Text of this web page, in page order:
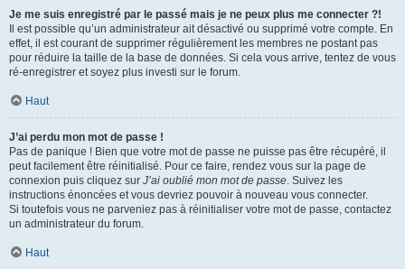
Je me suis enregistré par le passé mais je ne peux plus me connecter ?!
Il est possible qu’un administrateur ait désactivé ou supprimé votre compte. En
effet, il est courant de supprimer régulièrement les membres ne postant pas
pour réduire la taille de la base de données. Si cela vous arrive, tentez de vous
ré-enregistrer et soyez plus investi sur le forum.
Haut
J’ai perdu mon mot de passe !
Pas de panique ! Bien que votre mot de passe ne puisse pas être récupéré, il
peut facilement être réinitialisé. Pour ce faire, rendez vous sur la page de
connexion puis cliquez sur J’ai oublié mon mot de passe. Suivez les
instructions énoncées et vous devriez pouvoir à nouveau vous connecter.
Si toutefois vous ne parveniez pas à réinitialiser votre mot de passe, contactez
un administrateur du forum.
Haut